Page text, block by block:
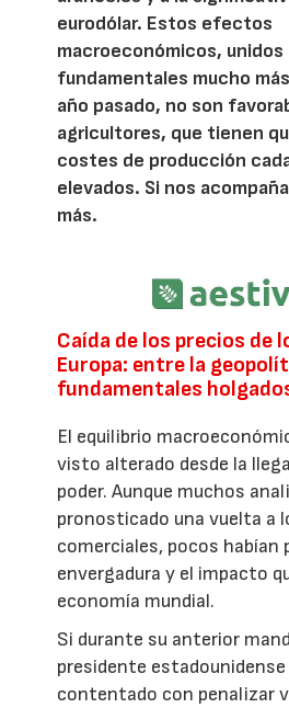
eurodólar. Estos efectos
macroeconómicos, unidos
fundamentales mucho
año pasado, no son
agricultores, que tienen
costes de producción
elevados. Si nos
más.
Caída de los precios de
Europa: entre la
fundamentales
El equilibrio
visto alterado desde la
poder. Aunque muchos
pronosticado una vuelta a
comerciales, pocos habían
envergadura y el impacto
economía mundial.
Si durante su anterior
presidente estadounidense
contentado con penalizar